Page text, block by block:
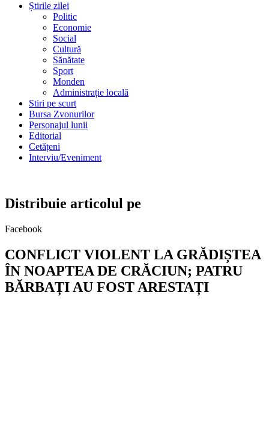
Știrile zilei
Politic
Economie
Social
Cultură
Sănătate
Sport
Monden
Administrație locală
Stiri pe scurt
Bursa Zvonurilor
Personajul lunii
Editorial
Cetățeni
Interviu/Eveniment
Distribuie articolul pe
Facebook
CONFLICT VIOLENT LA GRĂDIȘTEA
ÎN NOAPTEA DE CRĂCIUN; PATRU
BĂRBAȚI AU FOST ARESTAȚI